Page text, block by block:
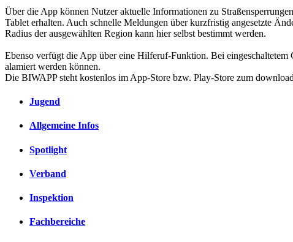
Über die App können Nutzer aktuelle Informationen zu
Tablet erhalten. Auch schnelle Meldungen über kurzfristig angesetzte
Radius der ausgewählten Region kann hier selbst bestimmt werden.
Ebenso verfügt die App über eine Hilferuf-Funktion. Bei
alamiert werden können.
Die BIWAPP steht kostenlos im App-Store bzw. Play-Store zum
Jugend
Allgemeine Infos
Spotlight
Verband
Inspektion
Fachbereiche